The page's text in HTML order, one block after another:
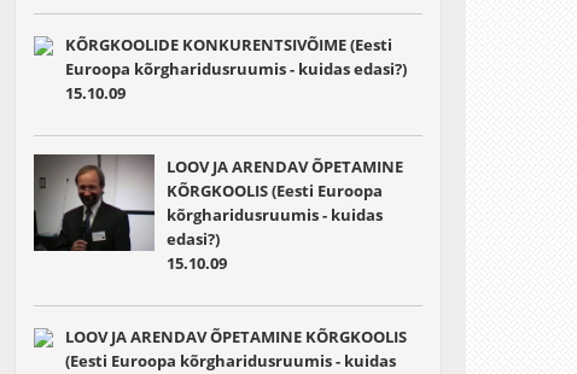
KÕRGKOOLIDE KONKURENTSIVÕIME (Eesti
Euroopa kõrgharidusruumis - kuidas edasi?)
15.10.09
LOOV JA ARENDAV ÕPETAMINE
KÕRGKOOLIS (Eesti Euroopa
kõrgharidusruumis - kuidas
edasi?)
15.10.09
LOOV JA ARENDAV ÕPETAMINE KÕRGKOOLIS
(Eesti Euroopa kõrgharidusruumis - kuidas